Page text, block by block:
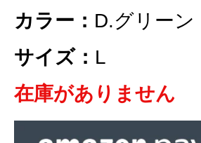
カラー： D.グリーン
サイズ： L
在庫がありません